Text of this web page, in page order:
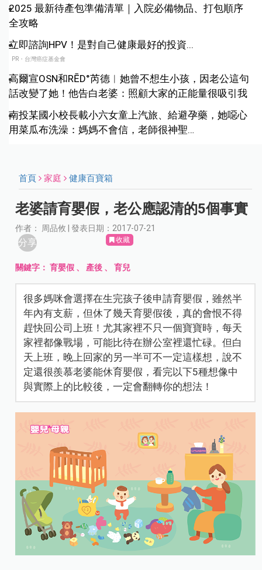
2025 最新待產包準備清單｜入院必備物品、打包順序
全攻略
立即諮詢HPV！是對自己健康最好的投資...
PR・台灣癌症基金會
高爾宣OSN和RĒD°芮德︱她曾不想生小孩，因老公這句
話改變了她！他告白老婆：照顧大家的正能量很吸引我
南投某國小校長載小六女童上汽旅、給避孕藥，她噁心
用菜瓜布洗澡：媽媽不會信，老師很神聖…
首頁 家庭 健康百寶箱
老婆請育嬰假，老公應認清的5個事實
作者： 周品攸 | 發表日期：2017-07-21
分享 收藏
關鍵字：育嬰假 、 產後 、育兒
很多媽咪會選擇在生完孩子後申請育嬰假，雖然半
年內有支薪，但休了幾天育嬰假後，真的會恨不得
趕快回公司上班！尤其家裡不只一個寶寶時，每天
家裡都像戰場，可能比待在辦公室裡還忙碌。但白
天上班，晚上回家的另一半可不一定這樣想，說不
定還很羨慕老婆能休育嬰假，看完以下5種想像中
與實際上的比較後，一定會翻轉你的想法！